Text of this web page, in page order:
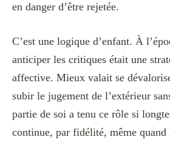
en danger d’être rejetée.
C’est une logique d’enfant. À
anticiper les critiques était une
affective. Mieux valait se
subir le jugement de l’extérieur
partie de soi a tenu ce rôle si
continue, par fidélité, même quand